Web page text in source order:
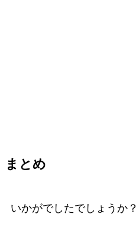
まとめ
いかがでしたでしょうか？